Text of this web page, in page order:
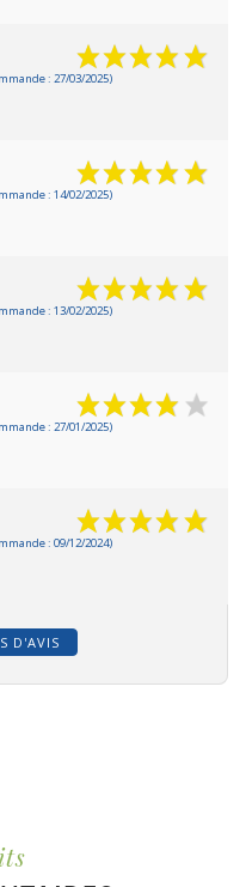
: 27/03/2025)
: 14/02/2025)
: 13/02/2025)
: 27/01/2025)
: 09/12/2024)
D'AVIS